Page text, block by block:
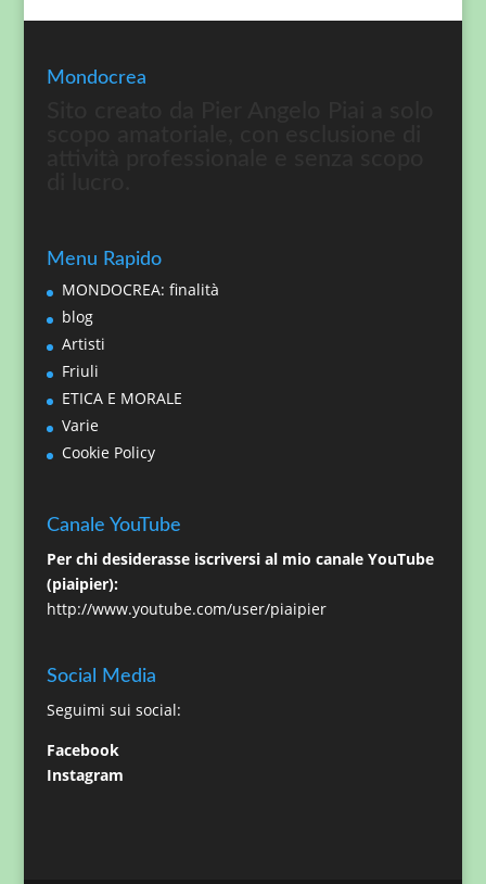
Mondocrea
Menu Rapido
MONDOCREA: finalità
blog
Artisti
Friuli
ETICA E MORALE
Varie
Cookie Policy
Canale YouTube
Per chi desiderasse iscriversi al mio canale YouTube
(piaipier):
http://www.youtube.com/user/piaipier
Social Media
Seguimi sui social:
Facebook
Instagram